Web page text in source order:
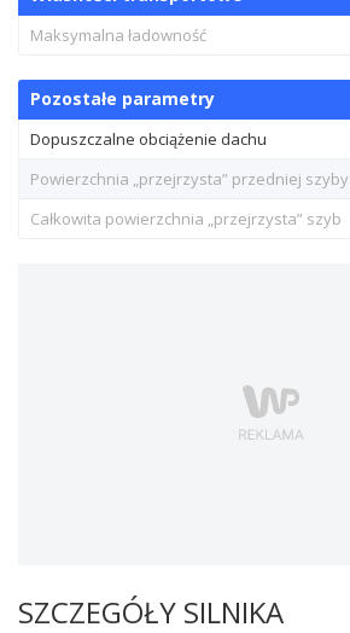
Maksymalna ładowność
Pozostałe parametry
Dopuszczalne obciążenie dachu
Powierzchnia „przejrzysta” przedniej szyby
Całkowita powierzchnia „przejrzysta” szyb
SZCZEGÓŁY SILNIKA